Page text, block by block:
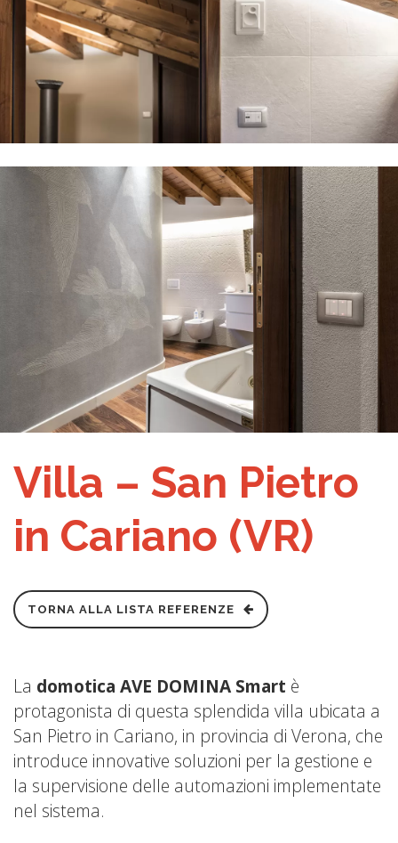
Villa – San Pietro
in Cariano (VR)
TORNA ALLA LISTA REFERENZE
La domotica AVE DOMINA Smart è
protagonista di questa splendida villa ubicata a
San Pietro in Cariano, in provincia di Verona, che
introduce innovative soluzioni per la gestione e
la supervisione delle automazioni implementate
nel sistema.